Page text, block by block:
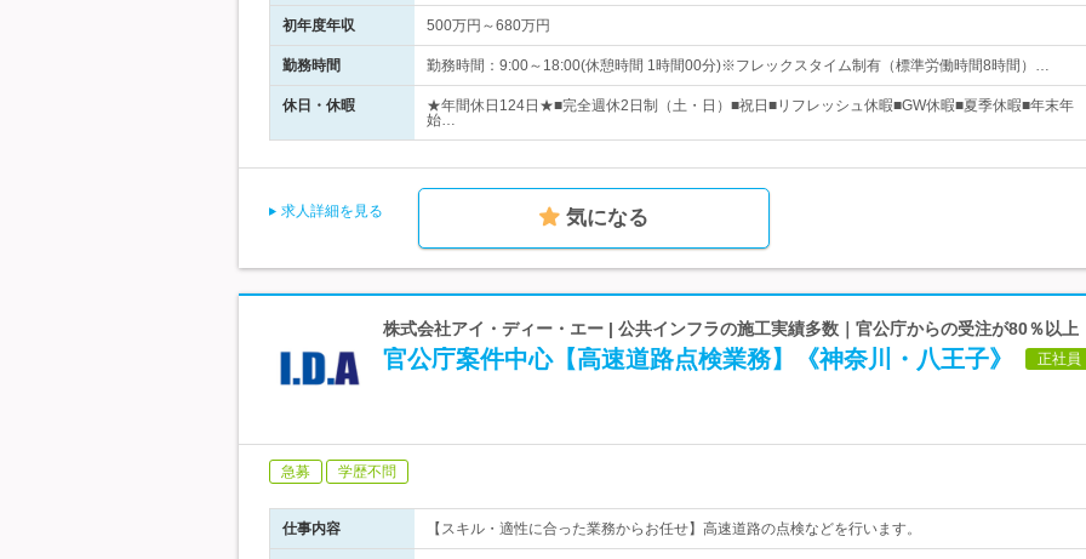
初年度年収 500万円～680万円
勤務時間 勤務時間：9:00～18:00(休憩時間 1時間00分)※フレックスタイム制有（標準労働時間8時間）…
休日・休暇
★年間休日124日★■完全週休2日制（土・日）■祝日■リフレッシュ休暇■GW休暇■夏季休暇■年末年
始…
求人詳細を見る 気になる
株式会社アイ・ディー・エー | 公共インフラの施工実績多数｜官公庁からの受注が80％以上
官公庁案件中心【高速道路点検業務】《神奈川・八王子》 正社員
急募 学歴不問
仕事内容 【スキル・適性に合った業務からお任せ】高速道路の点検などを行います。